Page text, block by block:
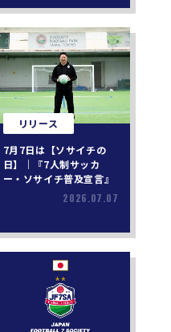
リリース
7月7日は【ソサイチの
日】｜『7人制サッカ
ー・ソサイチ普及宣言』
2026.07.07